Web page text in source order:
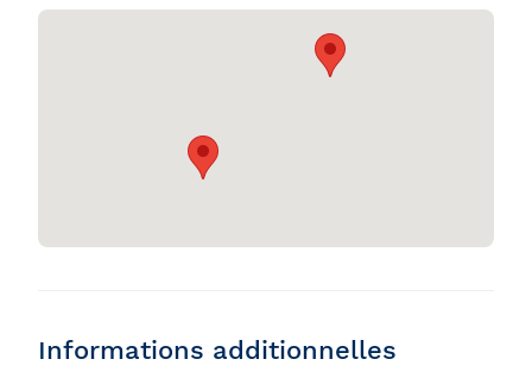
Informations additionnelles